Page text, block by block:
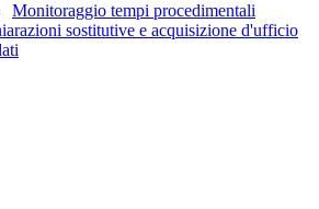
Monitoraggio tempi procedimentali
sostitutive e acquisizione d'ufficio